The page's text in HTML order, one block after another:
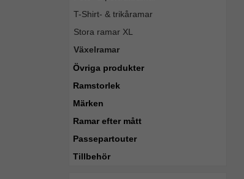
T-Shirt- & trikåramar
Stora ramar XL
Växelramar
Övriga produkter
Ramstorlek
Märken
Ramar efter mått
Passepartouter
Tillbehör